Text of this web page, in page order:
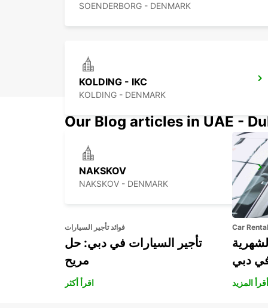
SOENDERBORG - DENMARK
KOLDING - IKC
KOLDING - DENMARK
NAKSKOV
NAKSKOV - DENMARK
Our Blog articles in UAE -
فوائد تأجير السيارات
تأجير السيارات في دبي: حل
مريح
اقرأ أكثر
Car
دبي
أقرأ المزيد